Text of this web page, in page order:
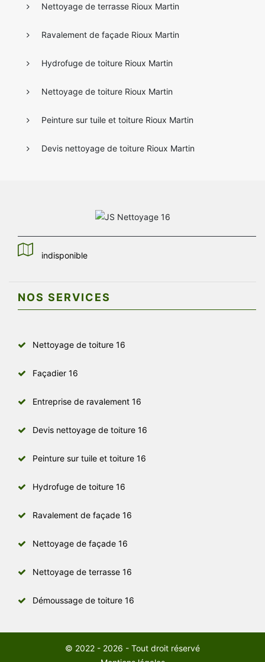
Nettoyage de terrasse Rioux Martin
Ravalement de façade Rioux Martin
Hydrofuge de toiture Rioux Martin
Nettoyage de toiture Rioux Martin
Peinture sur tuile et toiture Rioux Martin
Devis nettoyage de toiture Rioux Martin
indisponible
NOS SERVICES
Nettoyage de toiture 16
Façadier 16
Entreprise de ravalement 16
Devis nettoyage de toiture 16
Peinture sur tuile et toiture 16
Hydrofuge de toiture 16
Ravalement de façade 16
Nettoyage de façade 16
Nettoyage de terrasse 16
Démoussage de toiture 16
© 2022 - 2026 - Tout droit réservé